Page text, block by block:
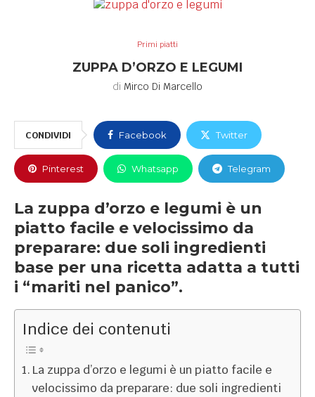
Primi piatti
ZUPPA D’ORZO E LEGUMI
di Mirco Di Marcello
CONDIVIDI Facebook Twitter
Pinterest Whatsapp Telegram
La zuppa d’orzo e legumi è un
piatto facile e velocissimo da
preparare: due soli ingredienti
base per una ricetta adatta a tutti
i “mariti nel panico”.
Indice dei contenuti
La zuppa d’orzo e legumi è un piatto facile e
velocissimo da preparare: due soli ingredienti